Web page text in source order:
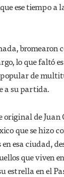
ese tiempo
bromearon
lo que faltó
de
a su partida.
de Juan
que se hizo
esa ciudad,
que viven
estrella en el